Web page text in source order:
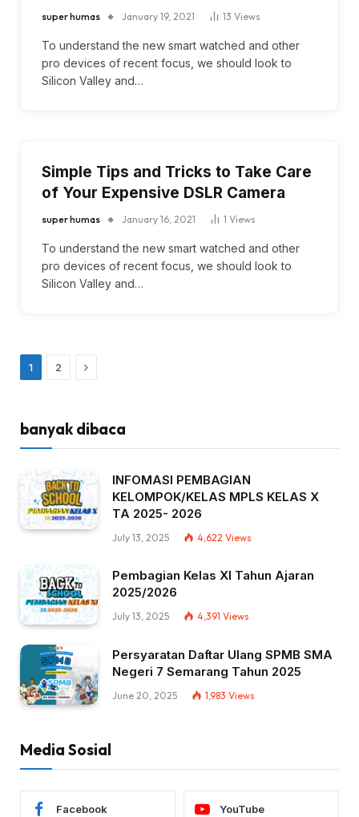
super humas January 19, 2021 13 Views
To understand the new smart watched and other
pro devices of recent focus, we should look to
Silicon Valley and…
Simple Tips and Tricks to Take Care
of Your Expensive DSLR Camera
super humas January 16, 2021 1 Views
To understand the new smart watched and other
pro devices of recent focus, we should look to
Silicon Valley and…
1 2 Next
banyak dibaca
INFOMASI PEMBAGIAN
KELOMPOK/KELAS MPLS KELAS X
TA 2025- 2026
July 13, 2025 4,622 Views
Pembagian Kelas XI Tahun Ajaran
2025/2026
July 13, 2025 4,391 Views
Persyaratan Daftar Ulang SPMB SMA
Negeri 7 Semarang Tahun 2025
June 20, 2025 1,983 Views
Media Sosial
Facebook YouTube